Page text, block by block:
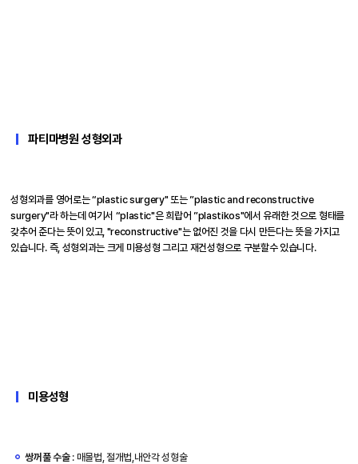
파티마병원 성형외과
성형외과를 영어로는 “plastic surgery" 또는 ”plastic and reconstructive
surgery"라 하는데 여기서 “plastic"은 희랍어 ”plastikos"에서 유래한 것으로 형태를
갖추어 준다는 뜻이 있고, "reconstructive"는 없어진 것을 다시 만든다는 뜻을 가지고
있습니다. 즉, 성형외과는 크게 미용성형 그리고 재건성형으로 구분할수 있습니다.
미용성형
쌍꺼풀 수술: 매몰법, 절개법,내안각 성형술